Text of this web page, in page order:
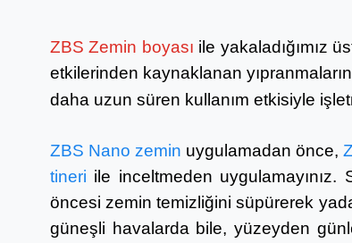
ZBS Zemin boyası ile yakaladığımız
etkilerinden kaynaklanan
daha uzun süren kullanım etkisiyle
ZBS Nano zemin uygulamadan önce,
tineri ile inceltmeden uygulamayınız.
öncesi zemin temizliğini süpürerek
güneşli havalarda bile, yüzeyden